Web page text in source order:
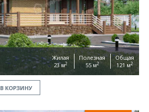
Жилая
23 м2
Полезная
55 м2
Общая
121 м2
В КОРЗИНУ